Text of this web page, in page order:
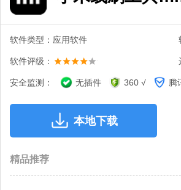
软件类型：应用软件
软件评级：
安全监测： 无插件 360 √ 腾
本地下载
精品推荐